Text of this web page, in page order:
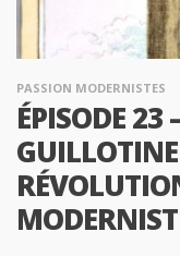
PASSION MODERNISTES
ÉPISODE